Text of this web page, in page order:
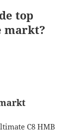
top
markt?
C8 HMB